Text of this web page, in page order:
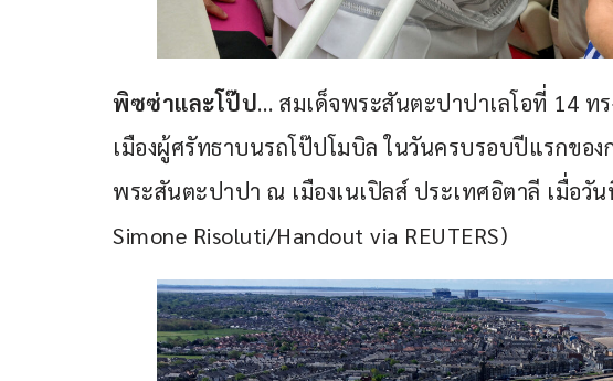
พิซซ่าและโป๊ป… สมเด็จพระสันตะปาปาเลโอที่ 14
เมืองผู้ศรัทธาบนรถโป๊ปโมบิล ในวันครบรอบปีแรกของ
พระสันตะปาปา ณ เมืองเนเปิลส์ ประเทศอิตาลี เมื่อ
Simone Risoluti/Handout via REUTERS)